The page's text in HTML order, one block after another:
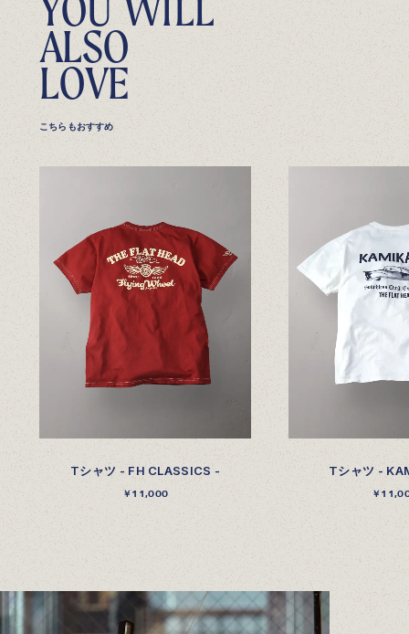
ALSO
LOVE
こちらもおすすめ
Tシャツ - FH CLASSICS -
￥11,000
Tシャツ -
￥